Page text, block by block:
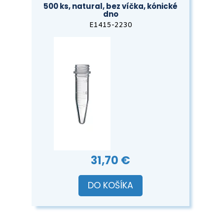
500 ks, natural, bez víčka, kónické
dno
E1415-2230
31,70 €
DO KOŠÍKA